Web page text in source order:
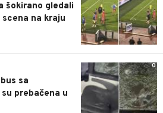
šokirano gledali
na kraju
0
sa
prebačena u